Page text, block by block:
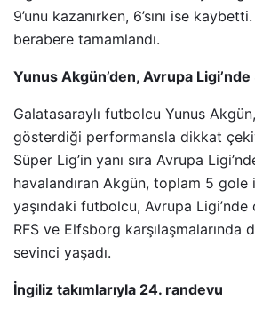
9’unu kazanırken, 6’sını ise
berabere tamamlandı.
Yunus Akgün’den, Avrupa
Galatasaraylı futbolcu Yunus
gösterdiği performansla dikkat
Süper Lig’in yanı sıra Avrupa
havalandıran Akgün, toplam 5 gole
yaşındaki futbolcu, Avrupa Ligi’nde
RFS ve Elfsborg karşılaşmalarında
sevinci yaşadı.
İngiliz takımlarıyla 24. randevu